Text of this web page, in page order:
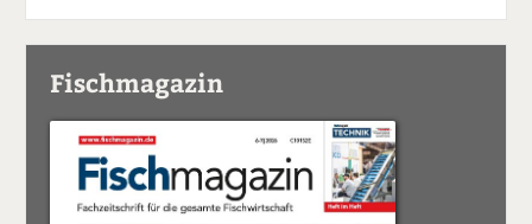
Fischmagazin